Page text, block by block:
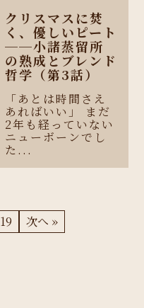
クリスマスに焚
く、優しいピート
──小諸蒸留所
の熟成とブレンド
哲学（第3話）
「あとは時間さえ
あればいい」 まだ
2年も経っていない
ニューボーンでし
た...
19 次へ »